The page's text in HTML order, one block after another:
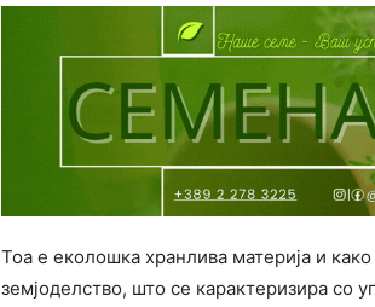
Тоа е еколошка хранлива материја и
земјоделство, што се карактеризира со